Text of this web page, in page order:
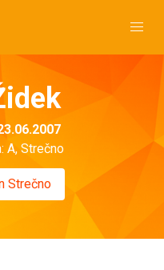
A, Strečno
Strečno